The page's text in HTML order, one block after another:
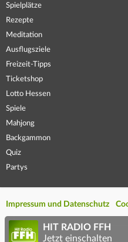
Spielplätze
Rezepte
Meditation
Ausflugsziele
Freizeit-Tipps
Ticketshop
Lotto Hessen
Spiele
Mahjong
Backgammon
Quiz
Partys
Impressum und Datenschutz
HIT RADIO FFH
Jetzt einschalten